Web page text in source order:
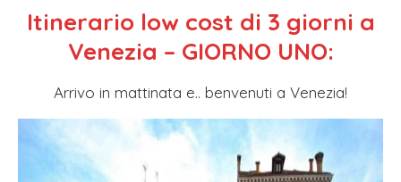
Itinerario low cost di 3 giorni a
Venezia – GIORNO UNO:
Arrivo in mattinata e.. benvenuti a Venezia!